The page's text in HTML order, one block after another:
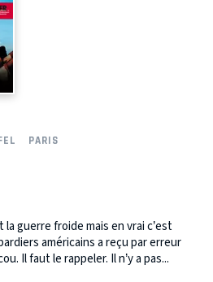
PARIS
la guerre froide mais en vrai c’est
américains a reçu par erreur
Il faut le rappeler. Il n’y a pas...